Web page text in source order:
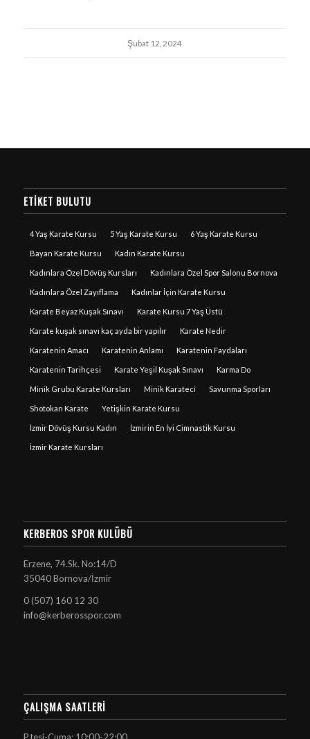
Şubat 12, 2024
ETIKET BULUTU
4 Yaş Karate Kursu 5 Yaş Karate Kursu 6 Yaş Karate Kursu
Bayan Karate Kursu Kadın Karate Kursu
Kadınlara Özel Dövüş Kursları Kadınlara Özel Spor Salonu Bornova
Kadınlara Özel Zayıflama Kadınlar İçin Karate Kursu
Karate Beyaz Kuşak Sınavı Karate Kursu 7 Yaş Üstü
Karate kuşak sınavı kaç ayda bir yapılır Karate Nedir
Karatenin Amacı Karatenin Anlamı Karatenin Faydaları
Karatenin Tarihçesi Karate Yeşil Kuşak Sınavı Karma Do
Minik Grubu Karate Kursları Minik Karateci Savunma Sporları
Shotokan Karate Yetişkin Karate Kursu
İzmir Dövüş Kursu Kadın İzmirin En İyi Cimnastik Kursu
İzmir Karate Kursları
KERBEROS SPOR KULÜBÜ
Erzene, 74.Sk. No:14/D
35040 Bornova/İzmir
0 (507) 160 12 30
info@kerberosspor.com
ÇALIŞMA SAATLERI